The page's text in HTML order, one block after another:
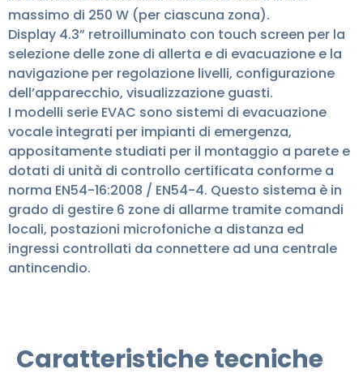
massimo di 250 W (per ciascuna zona).
Display 4.3” retroilluminato con touch screen per la
selezione delle zone di allerta e di evacuazione e la
navigazione per regolazione livelli, configurazione
dell’apparecchio, visualizzazione guasti.
I modelli serie EVAC sono sistemi di evacuazione
vocale integrati per impianti di emergenza,
appositamente studiati per il montaggio a parete e
dotati di unità di controllo certificata conforme a
norma EN54-16:2008 / EN54-4. Questo sistema è in
grado di gestire 6 zone di allarme tramite comandi
locali, postazioni microfoniche a distanza ed
ingressi controllati da connettere ad una centrale
antincendio.
Caratteristiche tecniche